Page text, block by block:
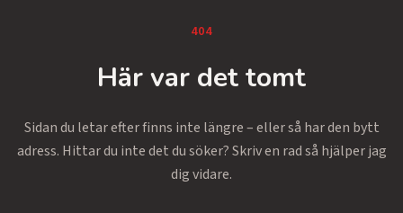
404
Här var det tomt
Sidan du letar efter finns inte längre – eller så har den bytt
adress. Hittar du inte det du söker? Skriv en rad så hjälper jag
dig vidare.